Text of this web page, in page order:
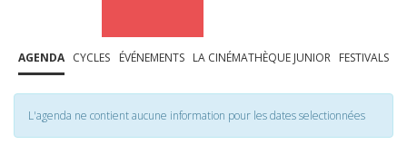
AGENDA CYCLES ÉVÉNEMENTS LA CINÉMATHÈQUE JUNIOR FESTIVALS
L'agenda ne contient aucune information pour les dates selectionnées